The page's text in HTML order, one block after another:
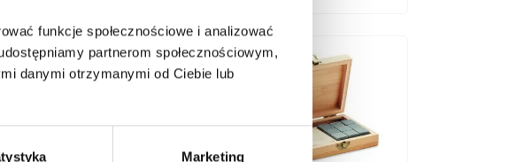
funkcje społecznościowe i analizować
partnerom społecznościowym,
danymi otrzymanymi od Ciebie lub
Marketing